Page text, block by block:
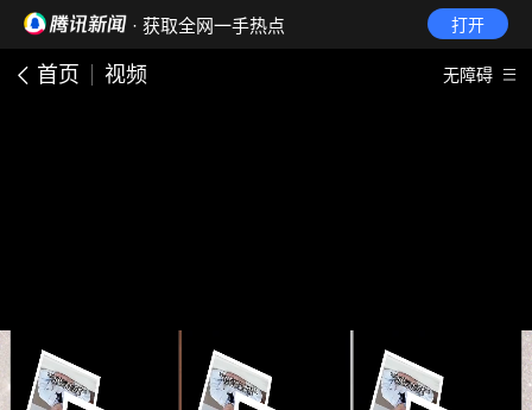
· 获取全网一手热点 打开
首页 视频 无障碍